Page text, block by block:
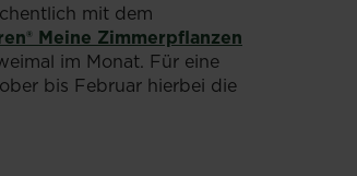
mit dem
Meine Zimmerpflanzen
im Monat. Für eine
bis Februar hierbei die